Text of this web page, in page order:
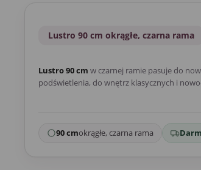
Lustro 90 cm okrągłe, czarna rama
Lustro 90 cm w czarnej ramie pasuje do
podświetlenia, do wnętrz klasycznych i
90 cmokrągłe, czarna rama